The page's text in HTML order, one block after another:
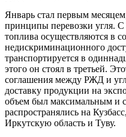
Январь стал первым
принципы перевозки угля. С
топлива осуществляются в
недискриминационного
транспортируется в
этого он стоял в третьей.
соглашения между РЖД и
доставку продукции на
объем был максимальным и
распространялись на
Иркутскую область и Туву.